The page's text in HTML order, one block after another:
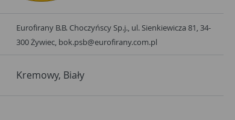
Eurofirany B.B. Choczyńscy Sp.j., ul. Sienkiewicza 81, 34-
300 Żywiec, bok.psb@eurofirany.com.pl
Kremowy, Biały